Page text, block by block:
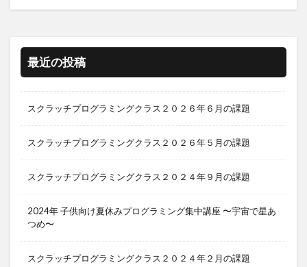
最近の投稿
スクラッチプログラミングクラス２０２６年６月の課題
スクラッチプログラミングクラス２０２６年５月の課題
スクラッチプログラミングクラス２０２４年９月の課題
2024年 子供向け夏休みプログラミング集中講座 〜宇宙で星あ
つめ〜
スクラッチプログラミングクラス２０２４年２月の課題